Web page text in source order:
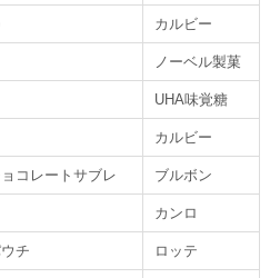
カルビー
ノーベル製菓
UHA味覚糖
カルビー
コレートサブレ ブルボン
カンロ
チ ロッテ